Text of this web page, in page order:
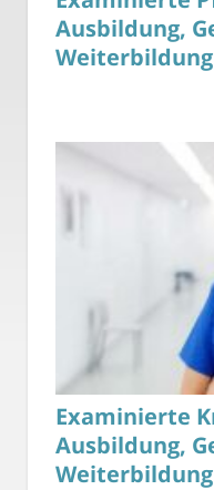
Ausbildung,
Weiterbildung
Examinierte
Ausbildung,
Weiterbildung